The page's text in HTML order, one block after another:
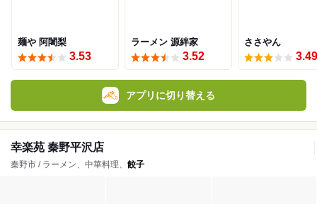
麺や 阿闍梨
3.53
ラーメン 源絆家
3.52
ささやん
3.49
アプリに切り替える
幸楽苑 秦野平沢店
秦野市 / ラーメン、中華料理、 餃子